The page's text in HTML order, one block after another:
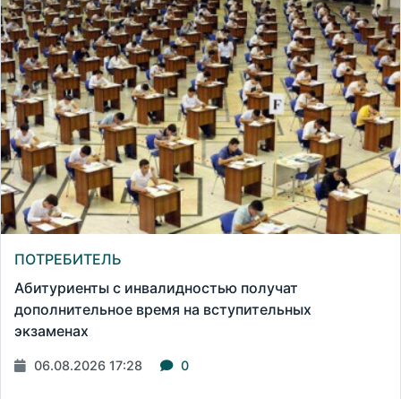
ПОТРЕБИТЕЛЬ
Абитуриенты с инвалидностью получат
дополнительное время на вступительных
экзаменах
06.08.2026 17:28 0